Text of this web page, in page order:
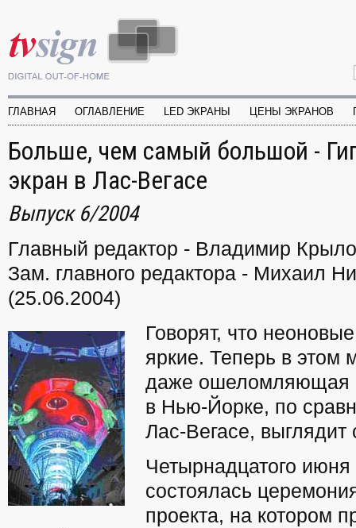
ГЛАВНАЯ ОГЛАВЛЕНИЕ LED ЭКРАНЫ ЦЕНЫ ЭКРАНОВ
Больше, чем самый большой -
экран в Лас-Вегасе
Выпуск 6/2004
Главный редактор - Владимир
Зам. главного редактора - Михаил
(25.06.2004)
Говорят, что
яркие. Теперь в этом
даже ошеломляющая
в Нью-Йорке, по
Лас-Вегасе,
Четырнадцатого
состоялась
проекта, на котором